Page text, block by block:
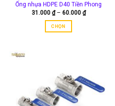
Ống nhựa HDPE D40 Tiền Phong
31.000 ₫ – 60.000 ₫Khoảng
giá:
CHỌN
nhiều
biến
thể.
Các